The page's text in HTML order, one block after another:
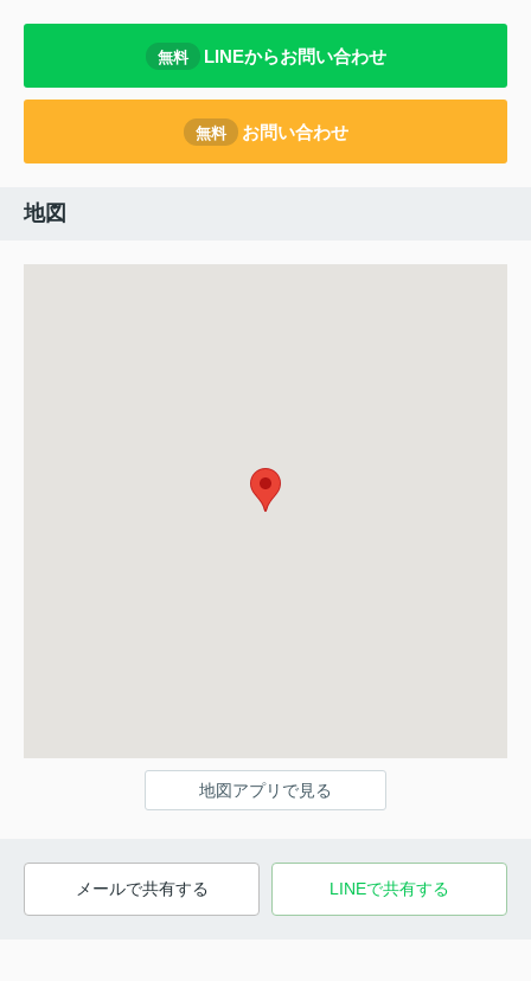
無料 LINEからお問い合わせ
無料 お問い合わせ
地図
地図アプリで見る
メールで共有する LINEで共有する